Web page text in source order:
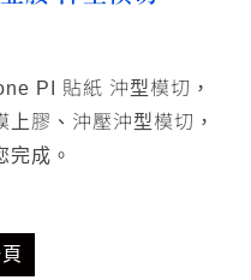
PI 貼紙 沖型模切，
膠、沖壓沖型模切，
完成。